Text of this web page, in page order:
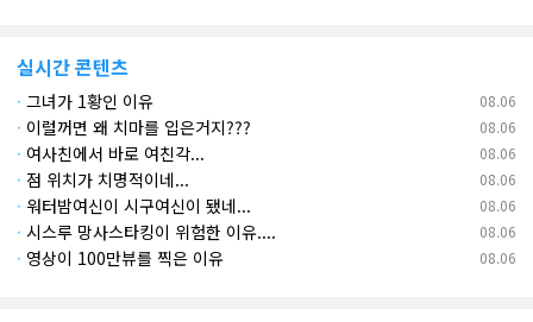
실시간 콘텐츠
08.06
· 그녀가 1황인 이유
08.06
· 이럴꺼면 왜 치마를 입은거지???
08.06
· 여사친에서 바로 여친각...
08.06
· 점 위치가 치명적이네...
08.06
· 워터밤여신이 시구여신이 됐네...
08.06
· 시스루 망사스타킹이 위험한 이유....
08.06
· 영상이 100만뷰를 찍은 이유